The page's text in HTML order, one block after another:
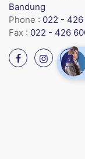
Bandung
Phone : 022 -
Fax : 022 - 426